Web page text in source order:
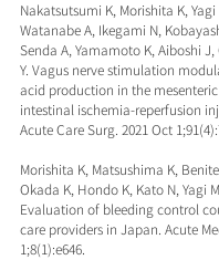
Nakatsutsumi K, Morishita K, Yagi
Watanabe A, Ikegami N,
Senda A, Yamamoto K, Aiboshi
Y. Vagus nerve stimulation
acid production in the
intestinal ischemia-reperfusion
Acute Care Surg. 2021 Oct
Morishita K, Matsushima K,
Okada K, Hondo K, Kato N, Yagi
Evaluation of bleeding control
care providers in Japan. Acute
1;8(1):e646.